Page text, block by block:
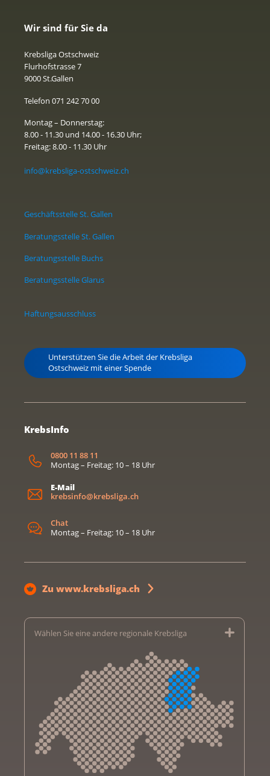
Wir sind für Sie da
Krebsliga Ostschweiz
Flurhofstrasse 7
9000 St.Gallen
Telefon 071 242 70 00
Montag – Donnerstag:
8.00 - 11.30 und 14.00 - 16.30 Uhr;
Freitag: 8.00 - 11.30 Uhr
info@krebsliga-ostschweiz.ch
Geschäftsstelle St. Gallen
Beratungsstelle St. Gallen
Beratungsstelle Buchs
Beratungsstelle Glarus
Haftungsausschluss
Unterstützen Sie die Arbeit der Krebsliga
Ostschweiz mit einer Spende
KrebsInfo
0800 11 88 11
Montag – Freitag: 10 – 18 Uhr
E-Mail
krebsinfo@krebsliga.ch
Chat
Montag – Freitag: 10 – 18 Uhr
Zu www.krebsliga.ch
Wählen Sie eine andere regionale Krebsliga